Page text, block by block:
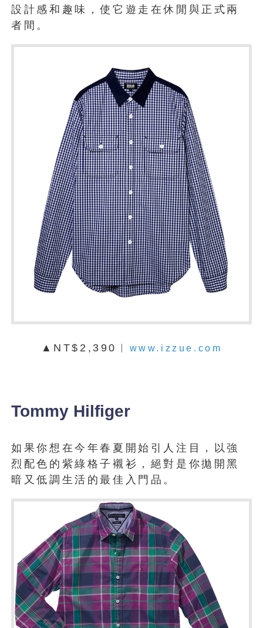
設計感和趣味，使它遊走在休閒與正式兩
者間。
▲NT$2,390︱ www.izzue.com
Tommy Hilfiger
如果你想在今年春夏開始引人注目，以強
烈配色的紫綠格子襯衫，絕對是你拋開黑
暗又低調生活的最佳入門品。